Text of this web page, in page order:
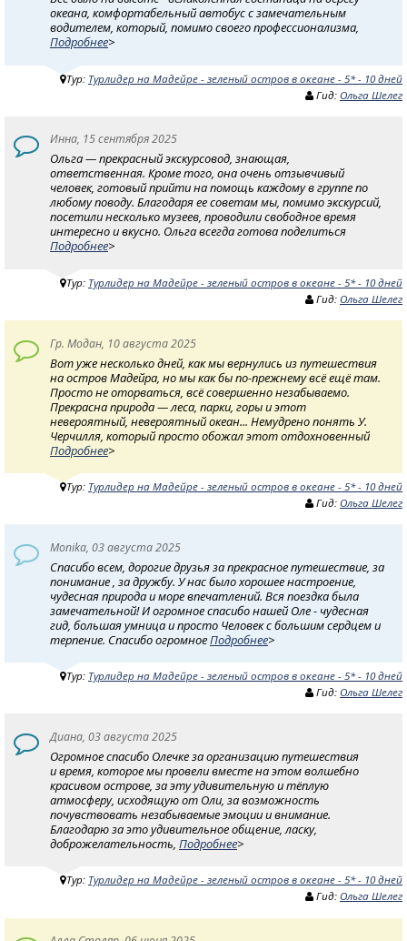
океана, комфортабельный автобус с замечательным
водителем, который, помимо своего профессионализма,
Подробнее>
Тур: Турлидер на Мадейре - зеленый остров в океане - 5* - 10 дней
Гид: Ольга Шелег
Инна, 15 сентября 2025
Ольга — прекрасный экскурсовод, знающая,
ответственная. Кроме того, она очень отзывчивый
человек, готовый прийти на помощь каждому в группе по
любому поводу. Благодаря ее советам мы, помимо экскурсий,
посетили несколько музеев, проводили свободное время
интересно и вкусно. Ольга всегда готова поделиться
Подробнее>
Тур: Турлидер на Мадейре - зеленый остров в океане - 5* - 10 дней
Гид: Ольга Шелег
Гр. Модан, 10 августа 2025
Вот уже несколько дней, как мы вернулись из путешествия
на остров Мадейра, но мы как бы по-прежнему всё ещё там.
Просто не оторваться, всё совершенно незабываемо.
Прекрасна природа — леса, парки, горы и этот
невероятный, невероятный океан... Немудрено понять У.
Черчилля, который просто обожал этот отдохновенный
Подробнее>
Тур: Турлидер на Мадейре - зеленый остров в океане - 5* - 10 дней
Гид: Ольга Шелег
Monika, 03 августа 2025
Спасибо всем, дорогие друзья за прекрасное путешествие, за
понимание , за дружбу. У нас было хорошее настроение,
чудесная природа и море впечатлений. Вся поездка была
замечательной! И огромное спасибо нашей Оле - чудесная
гид, большая умница и просто Человек с большим сердцем и
терпение. Спасибо огромноеПодробнее>
Тур: Турлидер на Мадейре - зеленый остров в океане - 5* - 10 дней
Гид: Ольга Шелег
Диана, 03 августа 2025
Огромное спасибо Олечке за организацию путешествия
и время, которое мы провели вместе на этом волшебно
красивом острове, за эту удивительную и тёплую
атмосферу, исходящую от Оли, за возможность
почувствовать незабываемые эмоции и внимание.
Благодарю за это удивительное общение, ласку,
доброжелательность, Подробнее>
Тур: Турлидер на Мадейре - зеленый остров в океане - 5* - 10 дней
Гид: Ольга Шелег